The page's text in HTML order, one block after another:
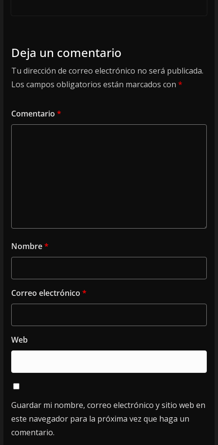
Deja un comentario
Tu dirección de correo electrónico no será publicada.
Los campos obligatorios están marcados con *
Comentario *
Nombre*
Correo electrónico *
Web
Guardar mi nombre, correo electrónico y sitio web en
este navegador para la próxima vez que haga un
comentario.